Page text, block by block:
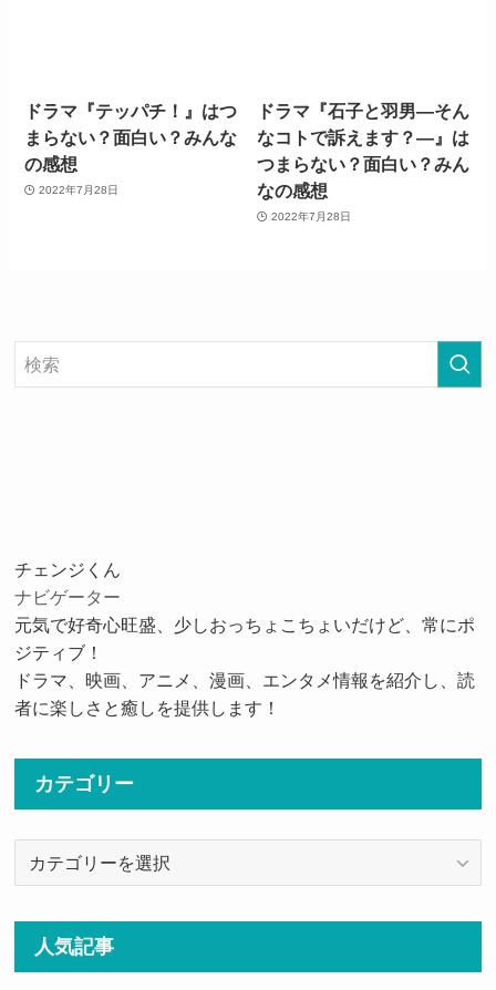
ドラマ『テッパチ！』はつ
まらない？面白い？みんな
の感想
2022年7月28日
ドラマ『石子と羽男―そん
なコトで訴えます？―』は
つまらない？面白い？みん
なの感想
2022年7月28日
チェンジくん
ナビゲーター
元気で好奇心旺盛、少しおっちょこちょいだけど、常にポ
ジティブ！
ドラマ、映画、アニメ、漫画、エンタメ情報を紹介し、読
者に楽しさと癒しを提供します！
カテゴリー
人気記事